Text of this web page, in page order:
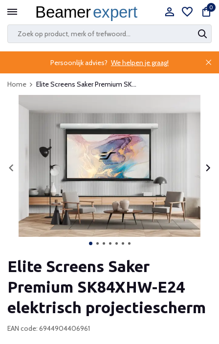
0
Persoonlijk advies? We helpen je graag!
Home Elite Screens Saker Premium SK...
Elite Screens Saker
Premium SK84XHW-E24
elektrisch projectiescherm
EAN code: 6944904406961